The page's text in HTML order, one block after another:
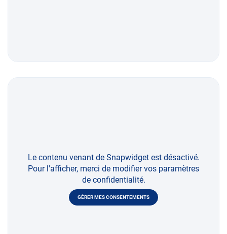
Le contenu venant de Snapwidget est désactivé.
Pour l'afficher, merci de modifier vos paramètres
de confidentialité.
GÉRER MES CONSENTEMENTS